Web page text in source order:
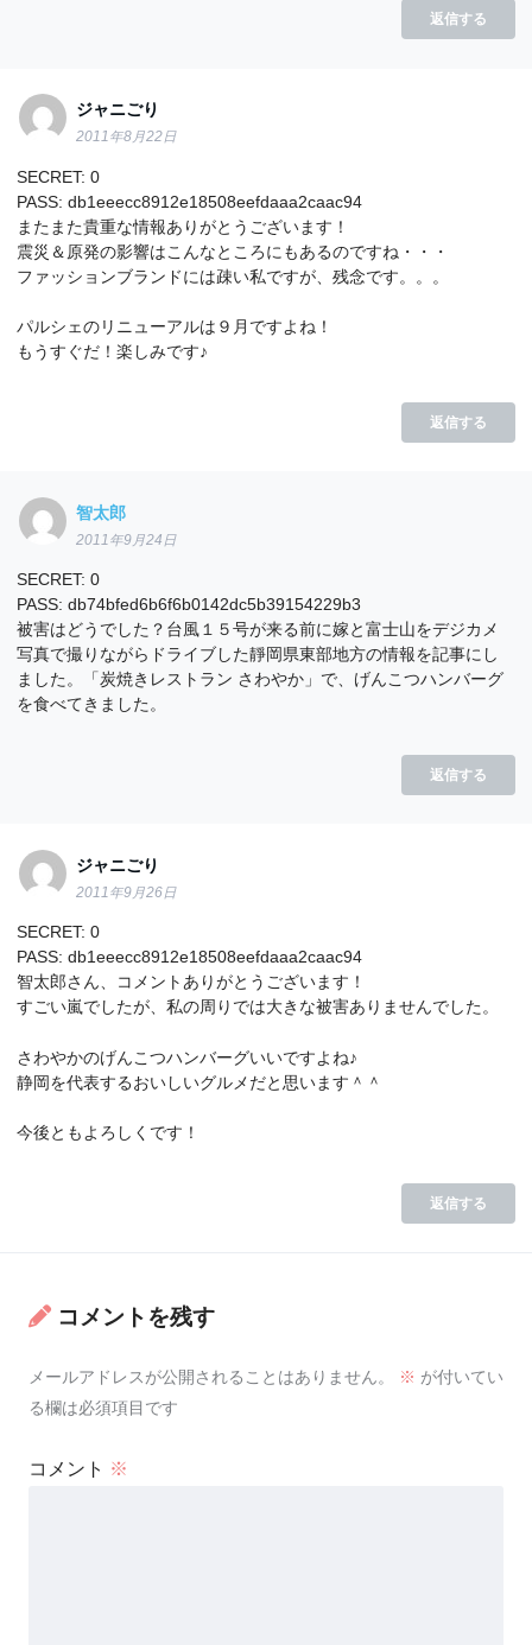
返信する
ジャニごり
2011年8月22日
SECRET: 0
PASS: db1eeecc8912e18508eefdaaa2caac94
またまた貴重な情報ありがとうございます！
震災＆原発の影響はこんなところにもあるのですね・・・
ファッションブランドには疎い私ですが、残念です。。。
パルシェのリニューアルは９月ですよね！
もうすぐだ！楽しみです♪
返信する
智太郎
2011年9月24日
SECRET: 0
PASS: db74bfed6b6f6b0142dc5b39154229b3
被害はどうでした？台風１５号が来る前に嫁と富士山をデジカメ
写真で撮りながらドライブした靜岡県東部地方の情報を記事にし
ました。「炭焼きレストラン さわやか」で、げんこつハンバーグ
を食べてきました。
返信する
ジャニごり
2011年9月26日
SECRET: 0
PASS: db1eeecc8912e18508eefdaaa2caac94
智太郎さん、コメントありがとうございます！
すごい嵐でしたが、私の周りでは大きな被害ありませんでした。
さわやかのげんこつハンバーグいいですよね♪
静岡を代表するおいしいグルメだと思います＾＾
今後ともよろしくです！
返信する
コメントを残す
メールアドレスが公開されることはありません。 ※ が付いてい
る欄は必須項目です
コメント ※